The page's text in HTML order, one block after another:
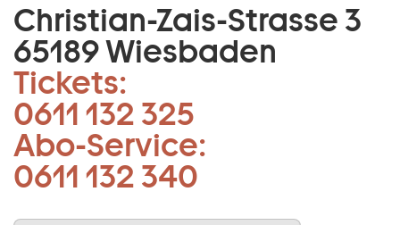
Christian-Zais-Strasse 3
65189 Wiesbaden
Tickets:
0611 132 325
Abo-Service:
0611 132 340